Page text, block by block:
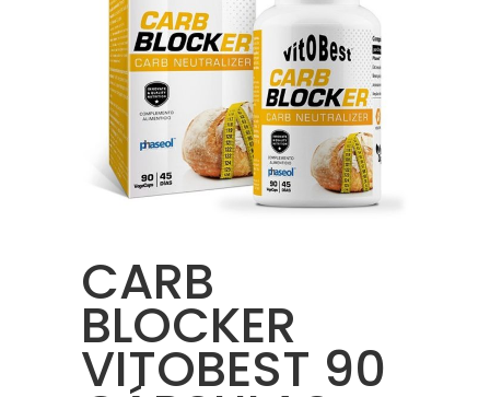
CARB
BLOCKER
VITOBEST 90